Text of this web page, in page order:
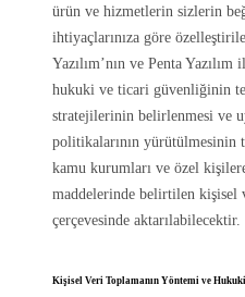
ürün ve hizmetlerin sizlerin
ihtiyaçlarınıza göre
Yazılım’nın ve Penta
hukuki ve ticari güvenliğinin
stratejilerinin belirlenmesi ve
politikalarının yürütülmesinin
kamu kurumları ve özel
maddelerinde belirtilen kişisel
çerçevesinde aktarılabilecektir.
Kişisel Veri Toplamanın Yöntemi ve